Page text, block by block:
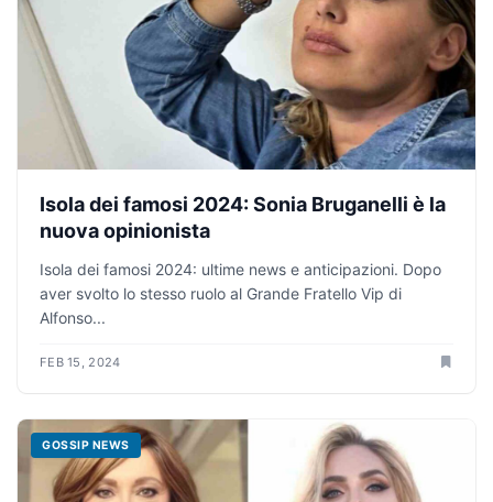
Isola dei famosi 2024: Sonia Bruganelli è la
nuova opinionista
Isola dei famosi 2024: ultime news e anticipazioni. Dopo
aver svolto lo stesso ruolo al Grande Fratello Vip di
Alfonso...
FEB 15, 2024
GOSSIP NEWS